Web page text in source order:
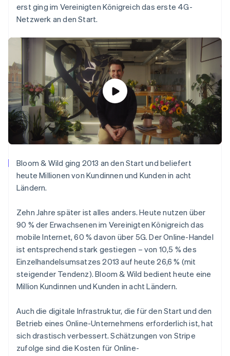
Stripe-Sessions 2026
Erfahren Sie, wie Stripe Lösungen für
Jetzt ansehen
erst ging im Vereinigten Königreich das erste 4G-
Netzwerk an den Start.
Bloom & Wild ging 2013 an den Start und beliefert
heute Millionen von Kundinnen und Kunden in acht
Ländern.
Zehn Jahre später ist alles anders. Heute nutzen über
90 % der Erwachsenen im Vereinigten Königreich das
mobile Internet, 60 % davon über 5G. Der Online-Handel
ist entsprechend stark gestiegen – von 10,5 % des
Einzelhandelsumsatzes 2013 auf heute 26,6 % (mit
steigender Tendenz). Bloom & Wild bedient heute eine
Million Kundinnen und Kunden in acht Ländern.
Auch die digitale Infrastruktur, die für den Start und den
Betrieb eines Online-Unternehmens erforderlich ist, hat
sich drastisch verbessert. Schätzungen von Stripe
zufolge sind die Kosten für Online-